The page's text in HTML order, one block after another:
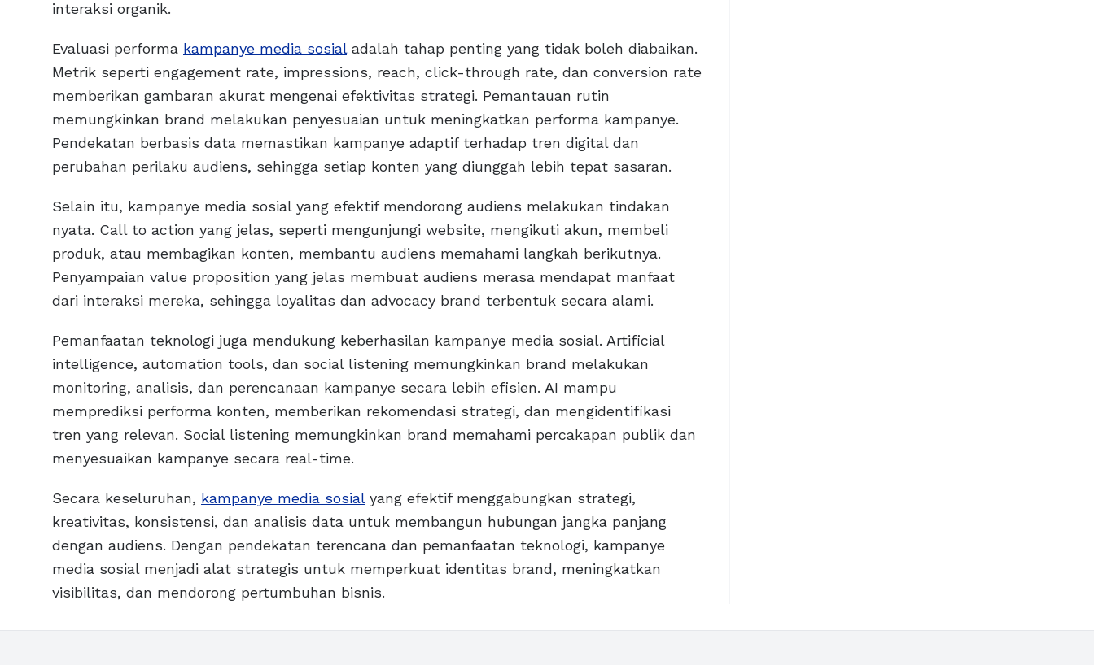
interaksi organik.
Evaluasi performa kampanye media sosialadalah tahap penting yang tidak boleh diabaikan.
Metrik seperti engagement rate, impressions, reach, click-through rate, dan conversion rate
memberikan gambaran akurat mengenai efektivitas strategi. Pemantauan rutin
memungkinkan brand melakukan penyesuaian untuk meningkatkan performa kampanye.
Pendekatan berbasis data memastikan kampanye adaptif terhadap tren digital dan
perubahan perilaku audiens, sehingga setiap konten yang diunggah lebih tepat sasaran.
Selain itu, kampanye media sosial yang efektif mendorong audiens melakukan tindakan
nyata. Call to action yang jelas, seperti mengunjungi website, mengikuti akun, membeli
produk, atau membagikan konten, membantu audiens memahami langkah berikutnya.
Penyampaian value proposition yang jelas membuat audiens merasa mendapat manfaat
dari interaksi mereka, sehingga loyalitas dan advocacy brand terbentuk secara alami.
Pemanfaatan teknologi juga mendukung keberhasilan kampanye media sosial. Artificial
intelligence, automation tools, dan social listening memungkinkan brand melakukan
monitoring, analisis, dan perencanaan kampanye secara lebih efisien. AI mampu
memprediksi performa konten, memberikan rekomendasi strategi, dan mengidentifikasi
tren yang relevan. Social listening memungkinkan brand memahami percakapan publik dan
menyesuaikan kampanye secara real-time.
Secara keseluruhan, kampanye media sosialyang efektif menggabungkan strategi,
kreativitas, konsistensi, dan analisis data untuk membangun hubungan jangka panjang
dengan audiens. Dengan pendekatan terencana dan pemanfaatan teknologi, kampanye
media sosial menjadi alat strategis untuk memperkuat identitas brand, meningkatkan
visibilitas, dan mendorong pertumbuhan bisnis.